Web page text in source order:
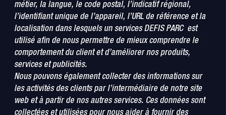
métier, la langue, le code postal, l’indicatif régional,
l’identifiant unique de l’appareil, l’URL de référence et la
localisation dans lesquels un services DEFIS PARC est
utilisé afin de nous permettre de mieux comprendre le
comportement du client et d’améliorer nos produits,
services et publicités.
Nous pouvons également collecter des informations sur
les activités des clients par l’intermédiaire de notre site
web et à partir de nos autres services. Ces données sont
collectées et utilisées pour nous aider à fournir des